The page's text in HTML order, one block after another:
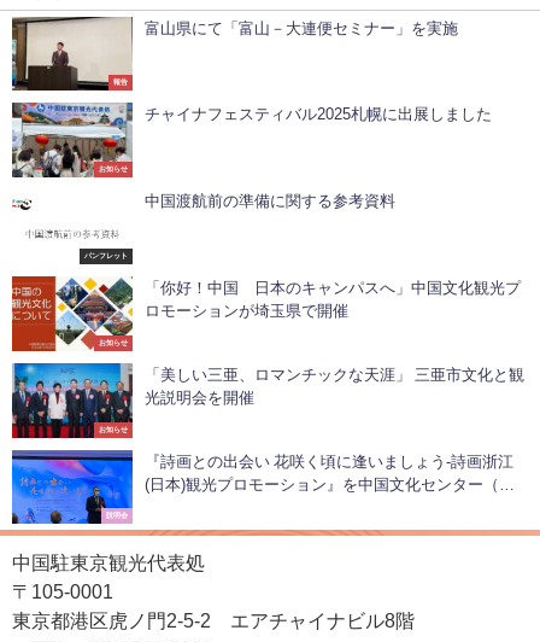
報告
富山県にて「富山－大連便セミナー」を実施
お知らせ
チャイナフェスティバル2025札幌に出展しました
パンフレット
中国渡航前の準備に関する参考資料
お知らせ
「你好！中国 日本のキャンパスへ」中国文化観光プ
ロモーションが埼玉県で開催
お知らせ
「美しい三亜、ロマンチックな天涯」 三亜市文化と観
光説明会を開催
説明会
『詩画との出会い 花咲く頃に逢いましょう-詩画浙江
(日本)観光プロモーション』を中国文化センター（東
中国駐東京観光代表処
〒105-0001
東京都港区虎ノ門2-5-2 エアチャイナビル8階